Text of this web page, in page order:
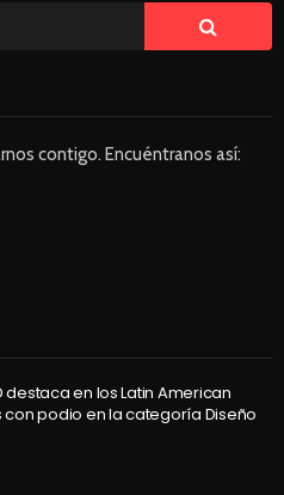
contigo. Encuéntranos así:
destaca en los Latin American
con podio en la categoría Diseño